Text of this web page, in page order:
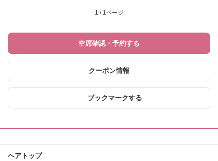
1 / 1ページ
空席確認・予約する
クーポン情報
ブックマークする
ヘアトップ